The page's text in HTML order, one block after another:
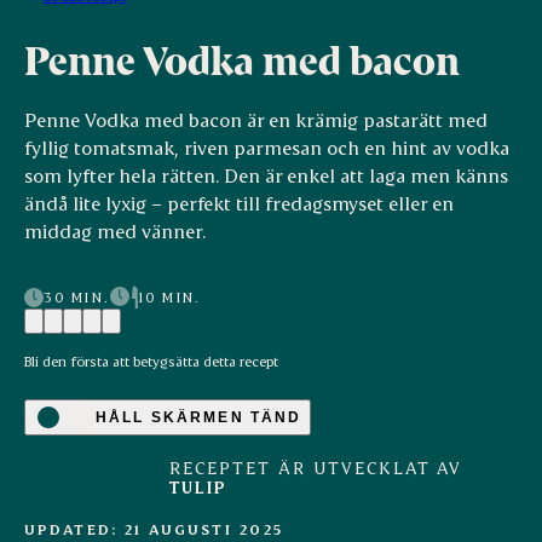
Penne Vodka med bacon
Penne Vodka med bacon är en krämig pastarätt med
fyllig tomatsmak, riven parmesan och en hint av vodka
som lyfter hela rätten. Den är enkel att laga men känns
ändå lite lyxig – perfekt till fredagsmyset eller en
middag med vänner.
30 MIN. 10 MIN.
Bli den första att betygsätta detta recept
HÅLL SKÄRMEN TÄND
RECEPTET ÄR UTVECKLAT AV
TULIP
UPDATED: 21 AUGUSTI 2025